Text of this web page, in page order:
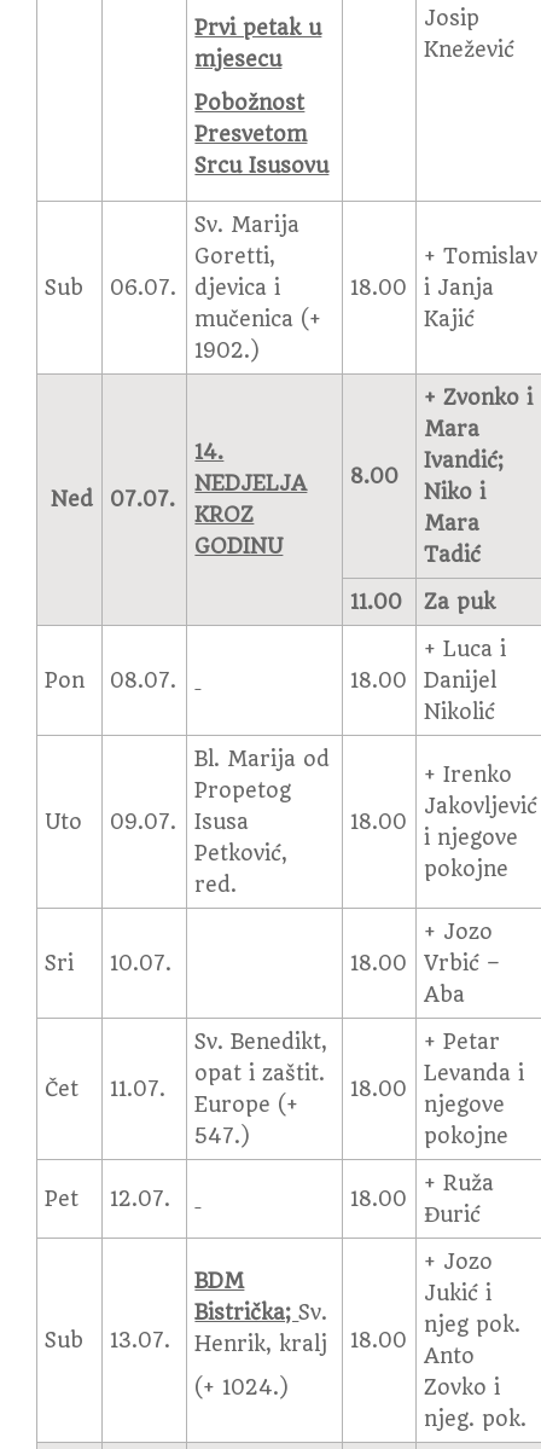
Prvi petak u
mjesecu
Pobožnost
Presvetom
Srcu Isusovu
Josip
Knežević
Sub 06.07.
Sv. Marija
Goretti,
djevica i
mučenica (+
1902.)
18.00
+ Tomislav
i Janja
Kajić
Ned 07.07.
14.
NEDJELJA
KROZ
GODINU
8.00
+ Zvonko i
Mara
Ivandić;
Niko i
Mara
Tadić
11.00
Za puk
Pon 08.07. 18.00
+ Luca i
Danijel
Nikolić
Uto 09.07.
Bl. Marija od
Propetog
Isusa
Petković,
red.
18.00
+ Irenko
Jakovljević
i njegove
pokojne
Sri 10.07. 18.00
+ Jozo
Vrbić –
Aba
Čet 11.07.
Sv. Benedikt,
opat i zaštit.
Europe (+
547.)
18.00
+ Petar
Levanda i
njegove
pokojne
Pet 12.07. 18.00
+ Ruža
Đurić
Sub 13.07.
BDM
Bistrička;Sv.
Henrik, kralj
(+ 1024.)
18.00
+ Jozo
Jukić i
njeg pok.
Anto
Zovko i
njeg. pok.